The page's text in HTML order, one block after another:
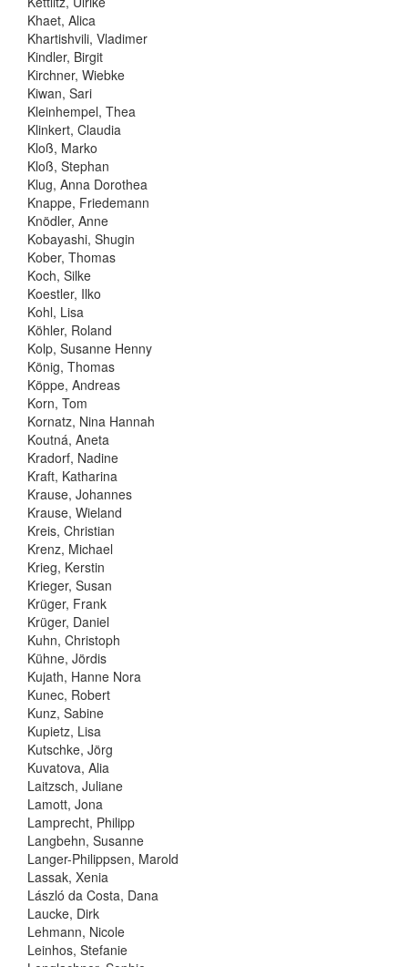
Khaet, Alica
Khartishvili, Vladimer
Kindler, Birgit
Kirchner, Wiebke
Kiwan, Sari
Kleinhempel, Thea
Klinkert, Claudia
Kloß, Marko
Kloß, Stephan
Klug, Anna Dorothea
Knappe, Friedemann
Knödler, Anne
Kobayashi, Shugin
Kober, Thomas
Koch, Silke
Koestler, Ilko
Kohl, Lisa
Köhler, Roland
Kolp, Susanne Henny
König, Thomas
Köppe, Andreas
Korn, Tom
Kornatz, Nina Hannah
Koutná, Aneta
Kradorf, Nadine
Kraft, Katharina
Krause, Johannes
Krause, Wieland
Kreis, Christian
Krenz, Michael
Krieg, Kerstin
Krieger, Susan
Krüger, Frank
Krüger, Daniel
Kuhn, Christoph
Kühne, Jördis
Kujath, Hanne Nora
Kunec, Robert
Kunz, Sabine
Kupietz, Lisa
Kutschke, Jörg
Kuvatova, Alia
Laitzsch, Juliane
Lamott, Jona
Lamprecht, Philipp
Langbehn, Susanne
Langer-Philippsen, Marold
Lassak, Xenia
László da Costa, Dana
Laucke, Dirk
Lehmann, Nicole
Leinhos, Stefanie